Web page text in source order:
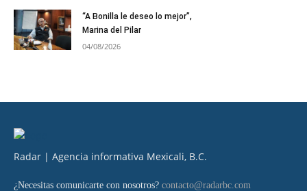
“A Bonilla le deseo lo mejor”,
Marina del Pilar
04/08/2026
Radar | Agencia informativa Mexicali, B.C.
¿Necesitas comunicarte con nosotros? contacto@radarbc.com